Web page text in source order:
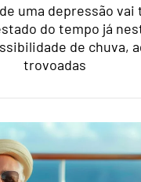
uma depressão vai
do tempo já
de chuva,
trovoadas